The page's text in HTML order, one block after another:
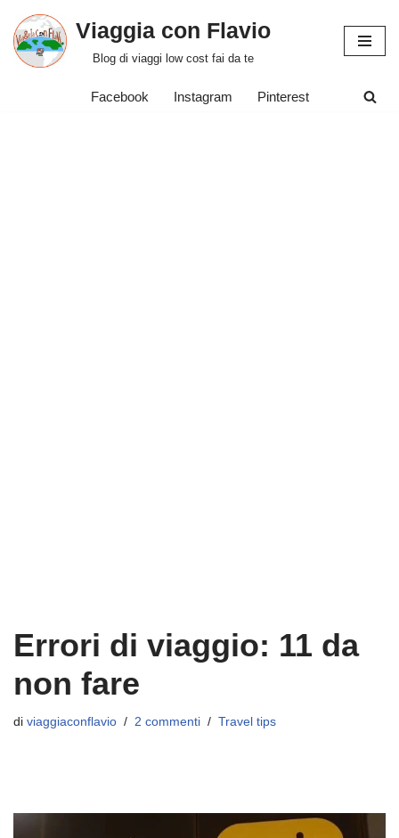
Vai
Viaggia con Flavio
Blog di viaggi low cost fai da te
Facebook Instagram Pinterest
Errori di viaggio: 11 da
non fare
di viaggiaconflavio 2 commenti Travel tips